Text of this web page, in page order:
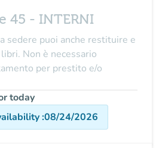
45 - INTERNI
sedere puoi anche restituire e
Non è necessario
per prestito e/o
today
:08/24/2026